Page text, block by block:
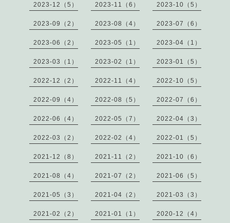
2023-12（5） 2023-11（6） 2023-10（5）
2023-09（2） 2023-08（4） 2023-07（6）
2023-06（2） 2023-05（1） 2023-04（1）
2023-03（1） 2023-02（1） 2023-01（5）
2022-12（2） 2022-11（4） 2022-10（5）
2022-09（4） 2022-08（5） 2022-07（6）
2022-06（4） 2022-05（7） 2022-04（3）
2022-03（2） 2022-02（4） 2022-01（5）
2021-12（8） 2021-11（2） 2021-10（6）
2021-08（4） 2021-07（2） 2021-06（5）
2021-05（3） 2021-04（2） 2021-03（3）
2021-02（2） 2021-01（1） 2020-12（4）